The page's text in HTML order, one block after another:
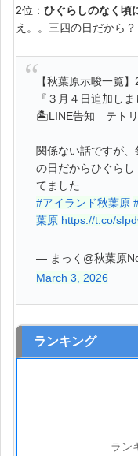
2位： ひぐらしのなく頃
え。。三四の日だから
【秋葉原示唆一覧
『３月４日追加しま
🏝LINE告知 テトリ
関係ない話ですが
の日だからひぐら
てました
#アイランド秋葉原
葉原 https://t.co/
— まっく@秋葉原
March 3, 2026
ランキング
ラン